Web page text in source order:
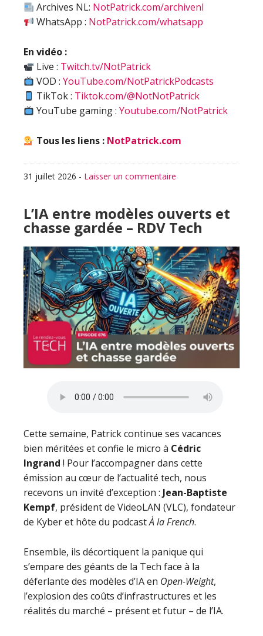
Archives NL: NotPatrick.com/archivenl
WhatsApp : NotPatrick.com/whatsapp
En vidéo :
Live : Twitch.tv/NotPatrick
VOD :YouTube.com/NotPatrickPodcasts
TikTok : Tiktok.com/@NotNotPatrick
YouTube gaming :Youtube.com/NotPatrick
Tous les liens : NotPatrick.com
31 juillet 2026 - Laisser un commentaire
L’IA entre modèles ouverts et
chasse gardée – RDV Tech
Cette semaine, Patrick continue ses vacances
bien méritées et confie le micro à Cédric
Ingrand ! Pour l’accompagner dans cette
émission au cœur de l’actualité tech, nous
recevons un invité d’exception : Jean-Baptiste
Kempf, président de VideoLAN (VLC), fondateur
de Kyber et hôte du podcastÀ la French.
Ensemble, ils décortiquent la panique qui
s’empare des géants de la Tech face à la
déferlante des modèles d’IA en Open-Weight,
l’explosion des coûts d’infrastructures et les
réalités du marché – présent et futur – de l’IA.